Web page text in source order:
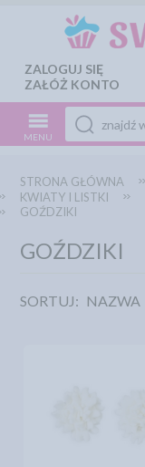
ZALOGUJ SIĘ
ZAŁÓŻ KONTO
MENU
STRONA GŁÓWNA
KWIATY I LISTKI
GOŹDZIKI
GOŹDZIKI
SORTUJ: NAZWA